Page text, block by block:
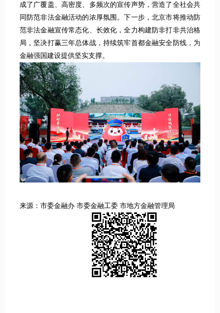
成了广覆盖、高密度、多频次的宣传声势，营造了全社会共
同防范非法金融活动的浓厚氛围。下一步，北京市将推动防
范非法金融宣传常态化、长效化，全力构建防非打非共治格
局，坚决打赢三年总体战，持续筑牢首都金融安全防线，为
金融强国建设提供坚实支撑。
来源：市委金融办 市委金融工委 市地方金融管理局